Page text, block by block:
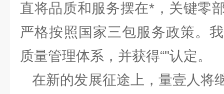
直将品质和服务摆在*，关键零
严格按照国家三包服务政策。
质量管理体系，并获得“"认定。
在新的发展征途上，量壹人将